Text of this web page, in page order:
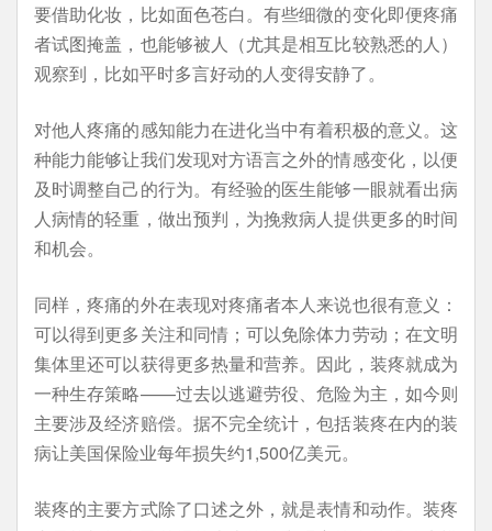
要借助化妆，比如面色苍白。有些细微的变化即便疼痛
者试图掩盖，也能够被人（尤其是相互比较熟悉的人）
观察到，比如平时多言好动的人变得安静了。
对他人疼痛的感知能力在进化当中有着积极的意义。这
种能力能够让我们发现对方语言之外的情感变化，以便
及时调整自己的行为。有经验的医生能够一眼就看出病
人病情的轻重，做出预判，为挽救病人提供更多的时间
和机会。
同样，疼痛的外在表现对疼痛者本人来说也很有意义：
可以得到更多关注和同情；可以免除体力劳动；在文明
集体里还可以获得更多热量和营养。因此，装疼就成为
一种生存策略——过去以逃避劳役、危险为主，如今则
主要涉及经济赔偿。据不完全统计，包括装疼在内的装
病让美国保险业每年损失约1,500亿美元。
装疼的主要方式除了口述之外，就是表情和动作。装疼